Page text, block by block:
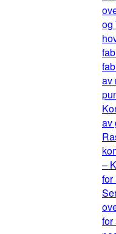
og
av
av
–
for
for